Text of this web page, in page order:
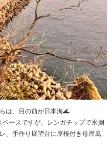
は、目の前が日本海🌊
ースですが、レンガチップで水捌
、手作り展望台に屋根付き母屋風